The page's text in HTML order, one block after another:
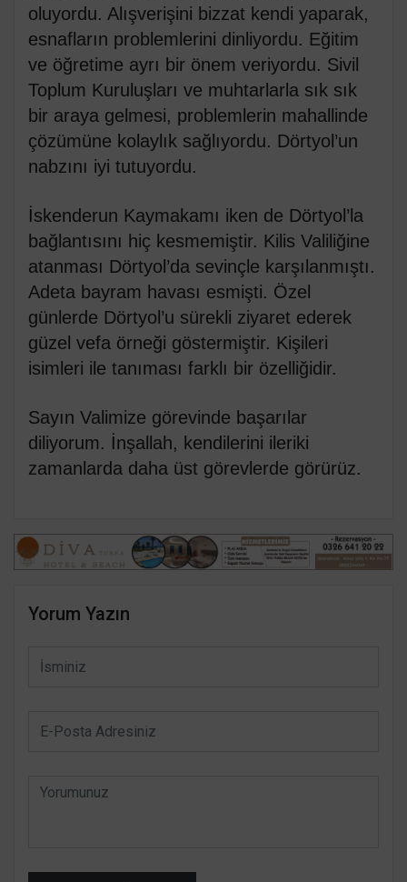
oluyordu. Alışverişini bizzat kendi yaparak,
esnafların problemlerini dinliyordu. Eğitim
ve öğretime ayrı bir önem veriyordu. Sivil
Toplum Kuruluşları ve muhtarlarla sık sık
bir araya gelmesi, problemlerin mahallinde
çözümüne kolaylık sağlıyordu. Dörtyol’un
nabzını iyi tutuyordu.
İskenderun Kaymakamı iken de Dörtyol’la
bağlantısını hiç kesmemiştir. Kilis Valiliğine
atanması Dörtyol’da sevinçle karşılanmıştı.
Adeta bayram havası esmişti. Özel
günlerde Dörtyol’u sürekli ziyaret ederek
güzel vefa örneği göstermiştir. Kişileri
isimleri ile tanıması farklı bir özelliğidir.
Sayın Valimize görevinde başarılar
diliyorum. İnşallah, kendilerini ileriki
zamanlarda daha üst görevlerde görürüz.
Yorum Yazın